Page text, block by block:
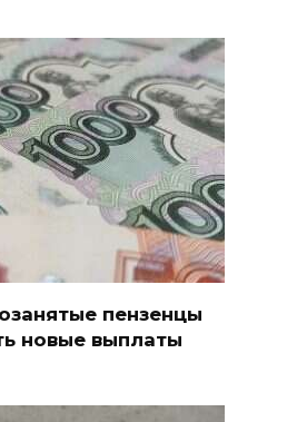
пензенцы
новые выплаты